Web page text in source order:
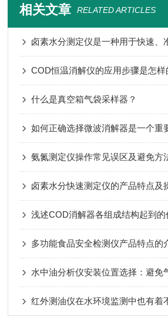
相关文章 RELATED ARTICLES
COD恒温消解仪的应用步骤是怎样
什么是真空箱气袋采样器？
如何正确选择微波消解器是一个重
氨氮测定仪操作常见误区及避免方
卤素水分快速测定仪的产品特点及
浅述COD消解器各组成结构起到的
多功能食品安全检测仪产品特点的
红外测油仪在水环境监测中也有着